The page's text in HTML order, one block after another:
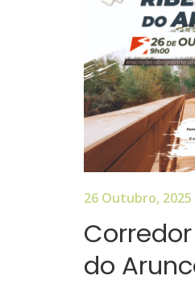
26 Outubro, 2025
do